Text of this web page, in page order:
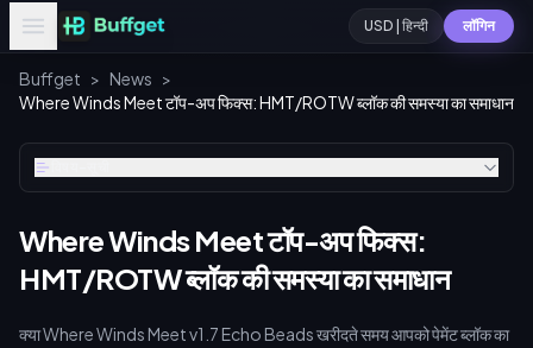
USD | हिन्दी लॉगिन
Buffget > News >
Where Winds Meet टॉप-अप फिक्स: HMT/ROTW ब्लॉक की समस्या का समाधान
Where Winds Meet टॉप-अप फिक्स:
HMT/ROTW ब्लॉक की समस्या का समाधान
क्या Where Winds Meet v1.7 Echo Beads खरीदते समय आपको पेमेंट ब्लॉक का